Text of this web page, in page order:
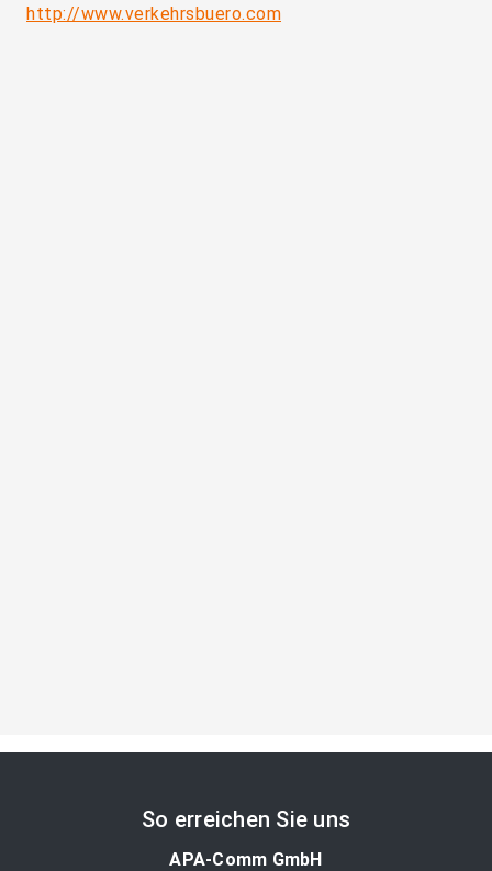
http://www.verkehrsbuero.com
So erreichen Sie uns
APA-Comm GmbH